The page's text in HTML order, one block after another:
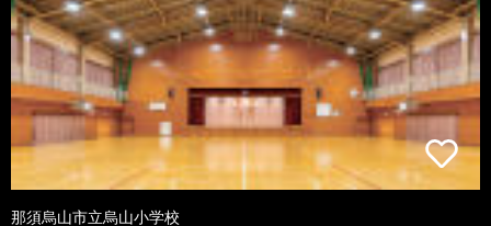
那須烏山市立烏山小学校